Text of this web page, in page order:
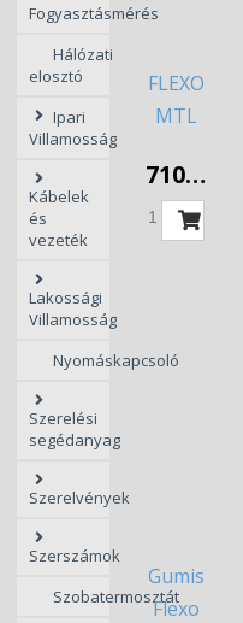
Fogyasztásmérés
Hálózati
elosztó
Ipari
Villamosság
Kábelek
és
vezeték
Lakossági
Villamosság
Nyomáskapcsoló
Szerelési
segédanyag
Szerelvények
Szerszámok
Szobatermosztát
FLEXO
MTL
2,3 fm
fehér,
kapcsolós,
710 Ft
Gumis
Flexo